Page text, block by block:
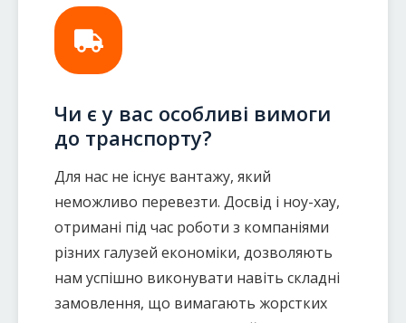
Чи є у вас особливі вимоги
до транспорту?
Для нас не існує вантажу, який
неможливо перевезти. Досвід і ноу-хау,
отримані під час роботи з компаніями
різних галузей економіки, дозволяють
нам успішно виконувати навіть складні
замовлення, що вимагають жорстких